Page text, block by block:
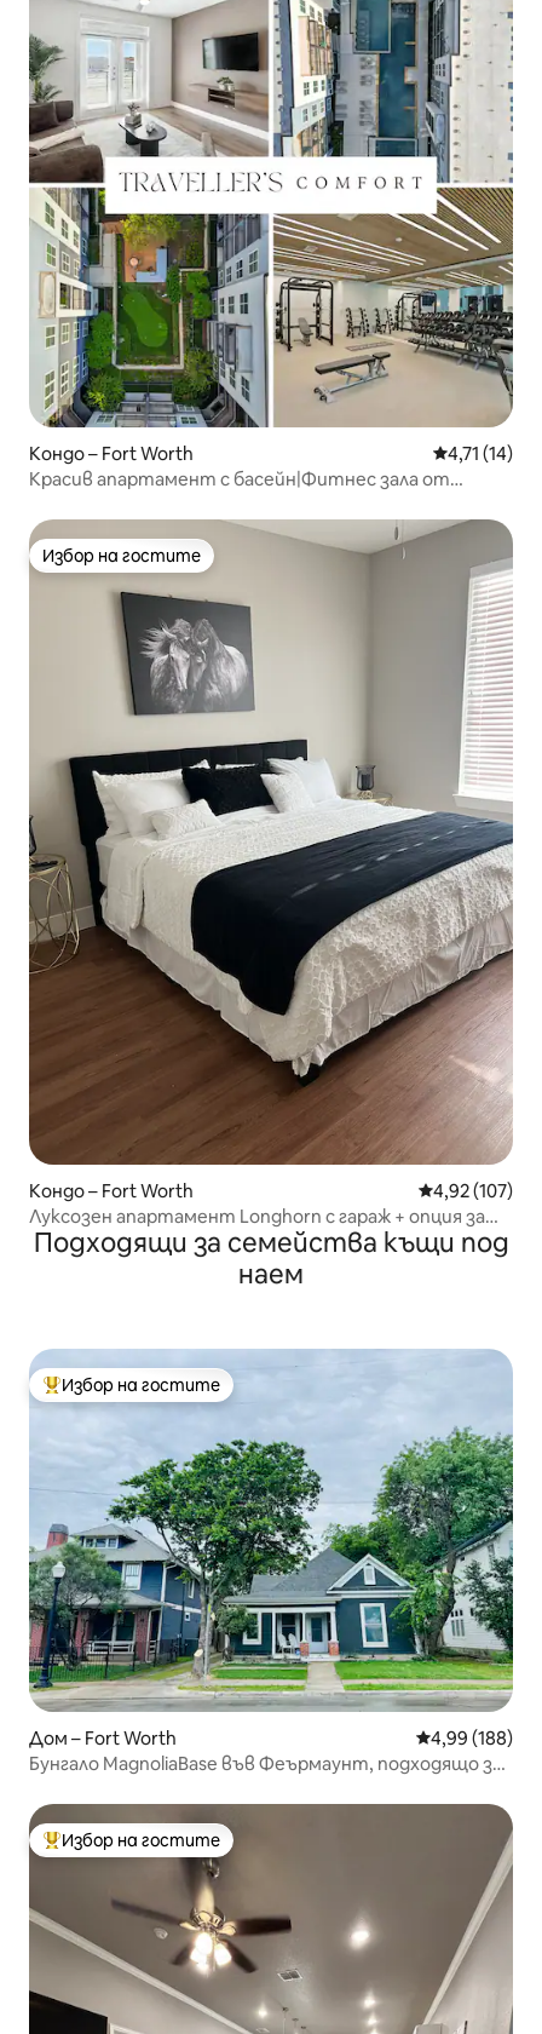
Кондо – Fort Worth Средна
4,71 (14)
Красив апартамент с басейн|Фитнес зала от
Избор на гостите
Избор на гостите
Кондо – Fort Worth Средна
4,92 (107)
Луксозен апартамент Longhorn с гараж + опция за
кола под наем
Подходящи за семейства къщи под
наем
Най-популярен избор на гостите
Избор на гостите
Дом – Fort Worth Средна
4,99 (188)
Бунгало MagnoliaBase във Феърмаунт, подходящо за
Най-популярен избор на гостите
Избор на гостите